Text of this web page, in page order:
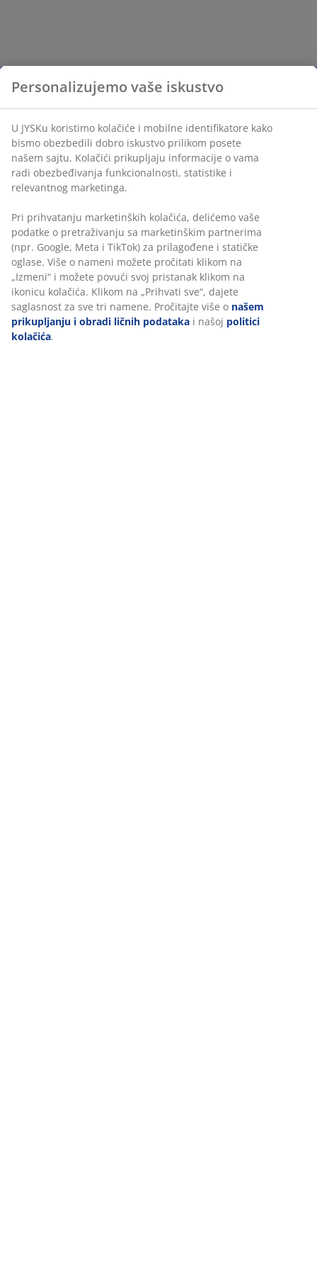
Personalizujemo vaše iskustvo
U JYSKu koristimo kolačiće i mobilne identifikatore kako
bismo obezbedili dobro iskustvo prilikom posete
našem sajtu. Kolačići prikupljaju informacije o vama
radi obezbeđivanja funkcionalnosti, statistike i
relevantnog marketinga.
Pri prihvatanju marketinških kolačića, delićemo vaše
podatke o pretraživanju sa marketinškim partnerima
(npr. Google, Meta i TikTok) za prilagođene i statičke
oglase. Više o nameni možete pročitati klikom na
„Izmeni“ i možete povući svoj pristanak klikom na
ikonicu kolačića. Klikom na „Prihvati sve“, dajete
saglasnost za sve tri namene. Pročitajte više o našem
prikupljanju i obradi ličnih podataka i našoj politici
kolačića.